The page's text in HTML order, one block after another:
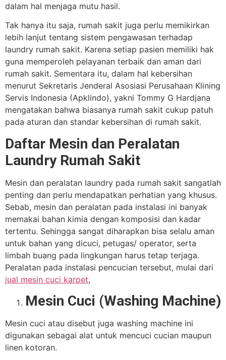
dalam hal menjaga mutu hasil.
Tak hanya itu saja, rumah sakit juga perlu memikirkan
lebih lanjut tentang sistem pengawasan terhadap
laundry rumah sakit. Karena setiap pasien memiliki hak
guna memperoleh pelayanan terbaik dan aman dari
rumah sakit. Sementara itu, dalam hal kebersihan
menurut Sekretaris Jenderal Asosiasi Perusahaan Klining
Servis Indonesia (Apklindo), yakni Tommy G Hardjana
mengatakan bahwa biasanya rumah sakit cukup patuh
pada aturan dan standar kebersihan di rumah sakit.
Daftar Mesin dan Peralatan
Laundry Rumah Sakit
Mesin dan peralatan laundry pada rumah sakit sangatlah
penting dan perlu mendapatkan perhatian yang khusus.
Sebab, mesin dan peralatan pada instalasi ini banyak
memakai bahan kimia dengan komposisi dan kadar
tertentu. Sehingga sangat diharapkan bisa selalu aman
untuk bahan yang dicuci, petugas/ operator, serta
limbah buang pada lingkungan harus tetap terjaga.
Peralatan pada instalasi pencucian tersebut, mulai dari
jual mesin cuci karpet,
Mesin Cuci (Washing Machine)
Mesin cuci atau disebut juga washing machine ini
digunakan sebagai alat untuk mencuci cucian maupun
linen kotoran.